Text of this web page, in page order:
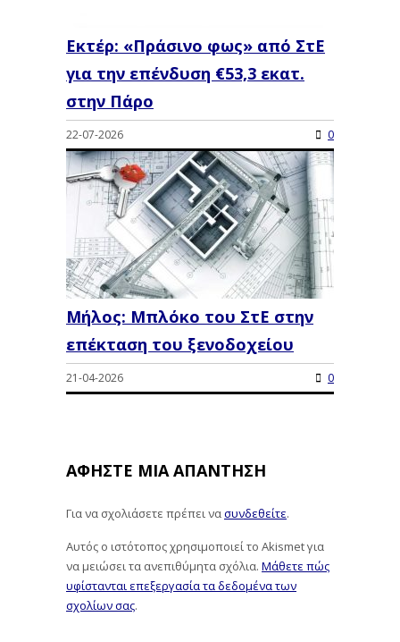
Εκτέρ: «Πράσινο φως» από ΣτΕ
για την επένδυση €53,3 εκατ.
στην Πάρο
22-07-2026 0
Μήλος: Μπλόκο του ΣτΕ στην
επέκταση του ξενοδοχείου
21-04-2026 0
ΑΦΉΣΤΕ ΜΙΑ ΑΠΆΝΤΗΣΗ
Για να σχολιάσετε πρέπει νασυνδεθείτε.
Αυτός ο ιστότοπος χρησιμοποιεί το Akismet για
να μειώσει τα ανεπιθύμητα σχόλια. Μάθετε πώς
υφίστανται επεξεργασία τα δεδομένα των
σχολίων σας.